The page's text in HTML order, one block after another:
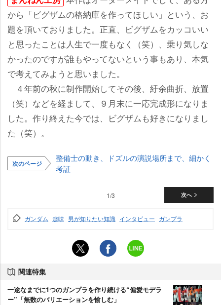
から「ビグザムの格納庫を作ってほしい」という、お
題を頂いておりました。正直、ビグザムをカッコいい
と思ったことは人生で一度もなく（笑）、乗り気しな
かったのですが誰もやってないという事もあり、本気
で考えてみようと思いました。
４年前の秋に制作開始してその後、紆余曲折、放置
（笑）などを経まして、９月末に一応完成形になりま
した。作り終えた今では、ビグザムも好きになりまし
た（笑）。
次のページ
整備士の動き、ドズルの演説場所まで、細かく
考証
次へ
1/3
ガンダム 趣味 男が知りたい知識 インタビュー ガンプラ
関連特集
一途なまでに1つのガンプラを作り続ける“偏愛モデラ
ー”「無数のバリエーションを愉しむ」